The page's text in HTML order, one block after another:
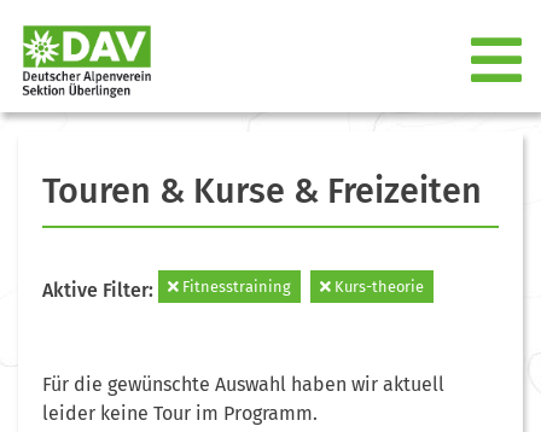
Touren & Kurse & Freizeiten
Aktive Filter: Fitnesstraining Kurs-theorie
Für die gewünschte Auswahl haben wir aktuell
leider keine Tour im Programm.